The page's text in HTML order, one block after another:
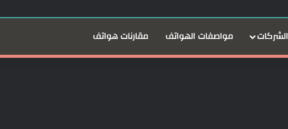
الشركات مواصفات الهواتف مقارنات هواتف